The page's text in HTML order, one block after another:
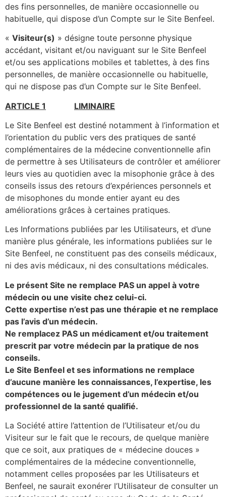
des fins personnelles, de manière occasionnelle ou
habituelle, qui dispose d’un Compte sur le Site Benfeel.
« Visiteur(s) » désigne toute personne physique
accédant, visitant et/ou naviguant sur le Site Benfeel
et/ou ses applications mobiles et tablettes, à des fins
personnelles, de manière occasionnelle ou habituelle,
qui ne dispose pas d’un Compte sur le Site Benfeel.
ARTICLE 1
LIMINAIRE
Le Site Benfeel est destiné notamment à l’information et
l’orientation du public vers des pratiques de santé
complémentaires de la médecine conventionnelle afin
de permettre à ses Utilisateurs de contrôler et améliorer
leurs vies au quotidien avec la misophonie grâce à des
conseils issus des retours d’expériences personnels et
de misophones du monde entier ayant eu des
améliorations grâces à certaines pratiques.
Les Informations publiées par les Utilisateurs, et d’une
manière plus générale, les informations publiées sur le
Site Benfeel, ne constituent pas des conseils médicaux,
ni des avis médicaux, ni des consultations médicales.
Le présent Site ne remplace PAS un appel à votre
médecin ou une visite chez celui-ci.
Cette expertise n’est pas une thérapie et ne remplace
pas l’avis d’un médecin.
Ne remplacez PAS un médicament et/ou traitement
prescrit par votre médecin par la pratique de nos
conseils.
Le Site Benfeel et ses informations ne remplace
d’aucune manière les connaissances, l’expertise, les
compétences ou le jugement d’un médecin et/ou
professionnel de la santé qualifié.
La Société attire l’attention de l’Utilisateur et/ou du
Visiteur sur le fait que le recours, de quelque manière
que ce soit, aux pratiques de « médecine douces »
complémentaires de la médecine conventionnelle,
notamment celles proposées par les Utilisateurs et
Benfeel, ne saurait exonérer l’Utilisateur de consulter un